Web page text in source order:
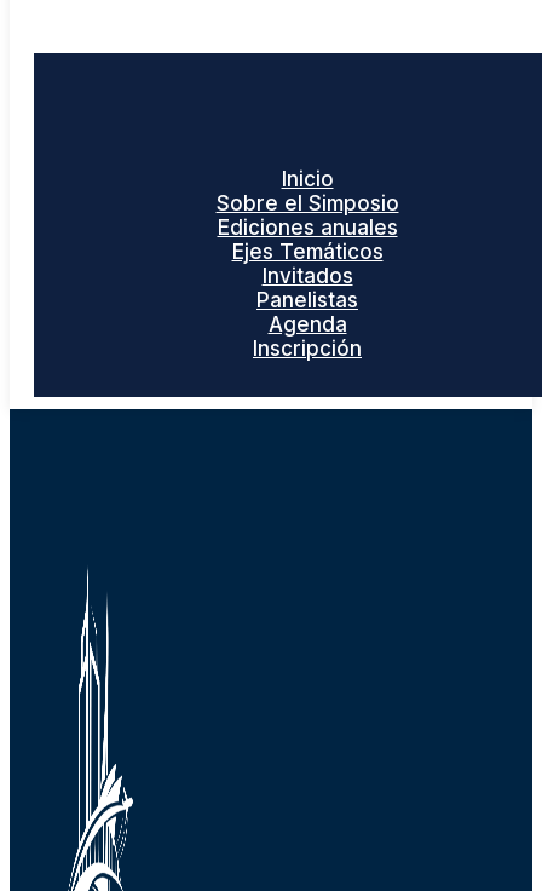
Inicio
Sobre el Simposio
Ediciones anuales
Ejes Temáticos
Invitados
Panelistas
Agenda
Inscripción